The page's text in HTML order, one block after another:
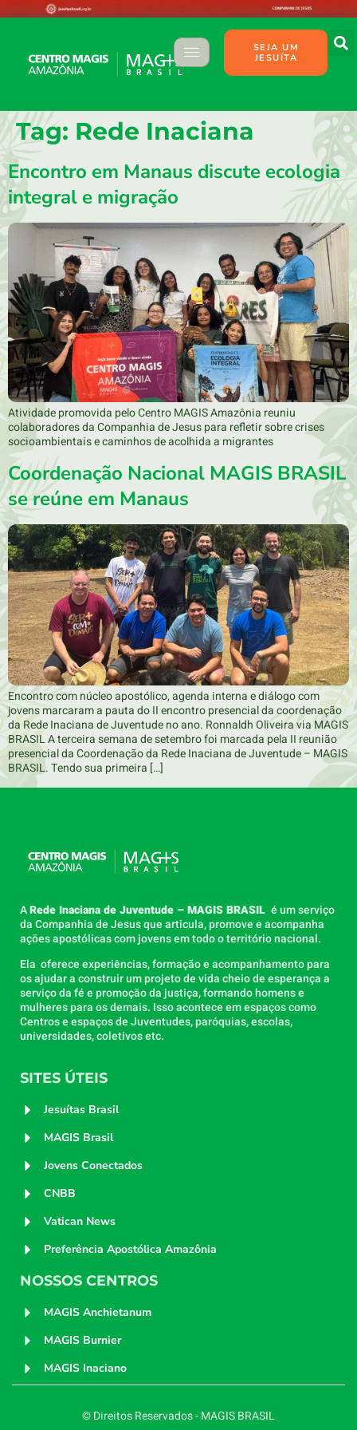
SEJA UM
JESUÍTA
Tag: Rede Inaciana
Encontro em Manaus discute ecologia
integral e migração
Atividade promovida pelo Centro MAGIS Amazônia reuniu
colaboradores da Companhia de Jesus para refletir sobre crises
socioambientais e caminhos de acolhida a migrantes
Coordenação Nacional MAGIS BRASIL
se reúne em Manaus
Encontro com núcleo apostólico, agenda interna e diálogo com
jovens marcaram a pauta do II encontro presencial da coordenação
da Rede Inaciana de Juventude no ano. Ronnaldh Oliveira via MAGIS
BRASIL A terceira semana de setembro foi marcada pela II reunião
presencial da Coordenação da Rede Inaciana de Juventude – MAGIS
BRASIL. Tendo sua primeira […]
ARede Inaciana de Juventude – MAGIS BRASIL é um serviço
da Companhia de Jesus que articula, promove e acompanha
ações apostólicas com jovens em todo o território nacional.
Ela oferece experiências, formação e acompanhamento para
os ajudar a construir um projeto de vida cheio de esperança a
serviço da fé e promoção da justiça, formando homens e
mulheres para os demais. Isso acontece em espaços como
Centros e espaços de Juventudes, paróquias, escolas,
universidades, coletivos etc.
SITES ÚTEIS
Jesuítas Brasil
MAGIS Brasil
Jovens Conectados
CNBB
Vatican News
Preferência Apostólica Amazônia
NOSSOS CENTROS
MAGIS Anchietanum
MAGIS Burnier
MAGIS Inaciano
© Direitos Reservados - MAGIS BRASIL